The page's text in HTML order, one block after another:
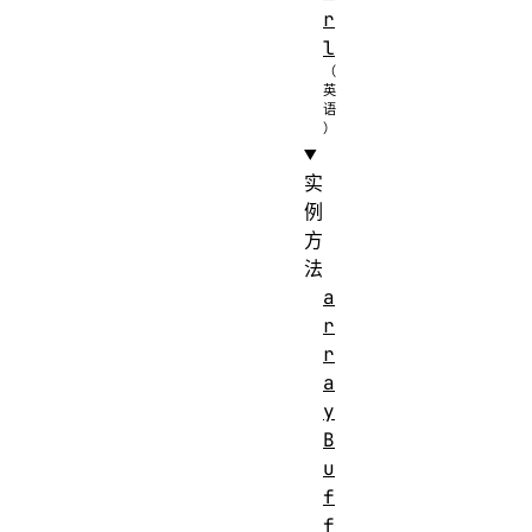
r
l
实
例
方
法
a
r
r
a
y
B
u
f
f